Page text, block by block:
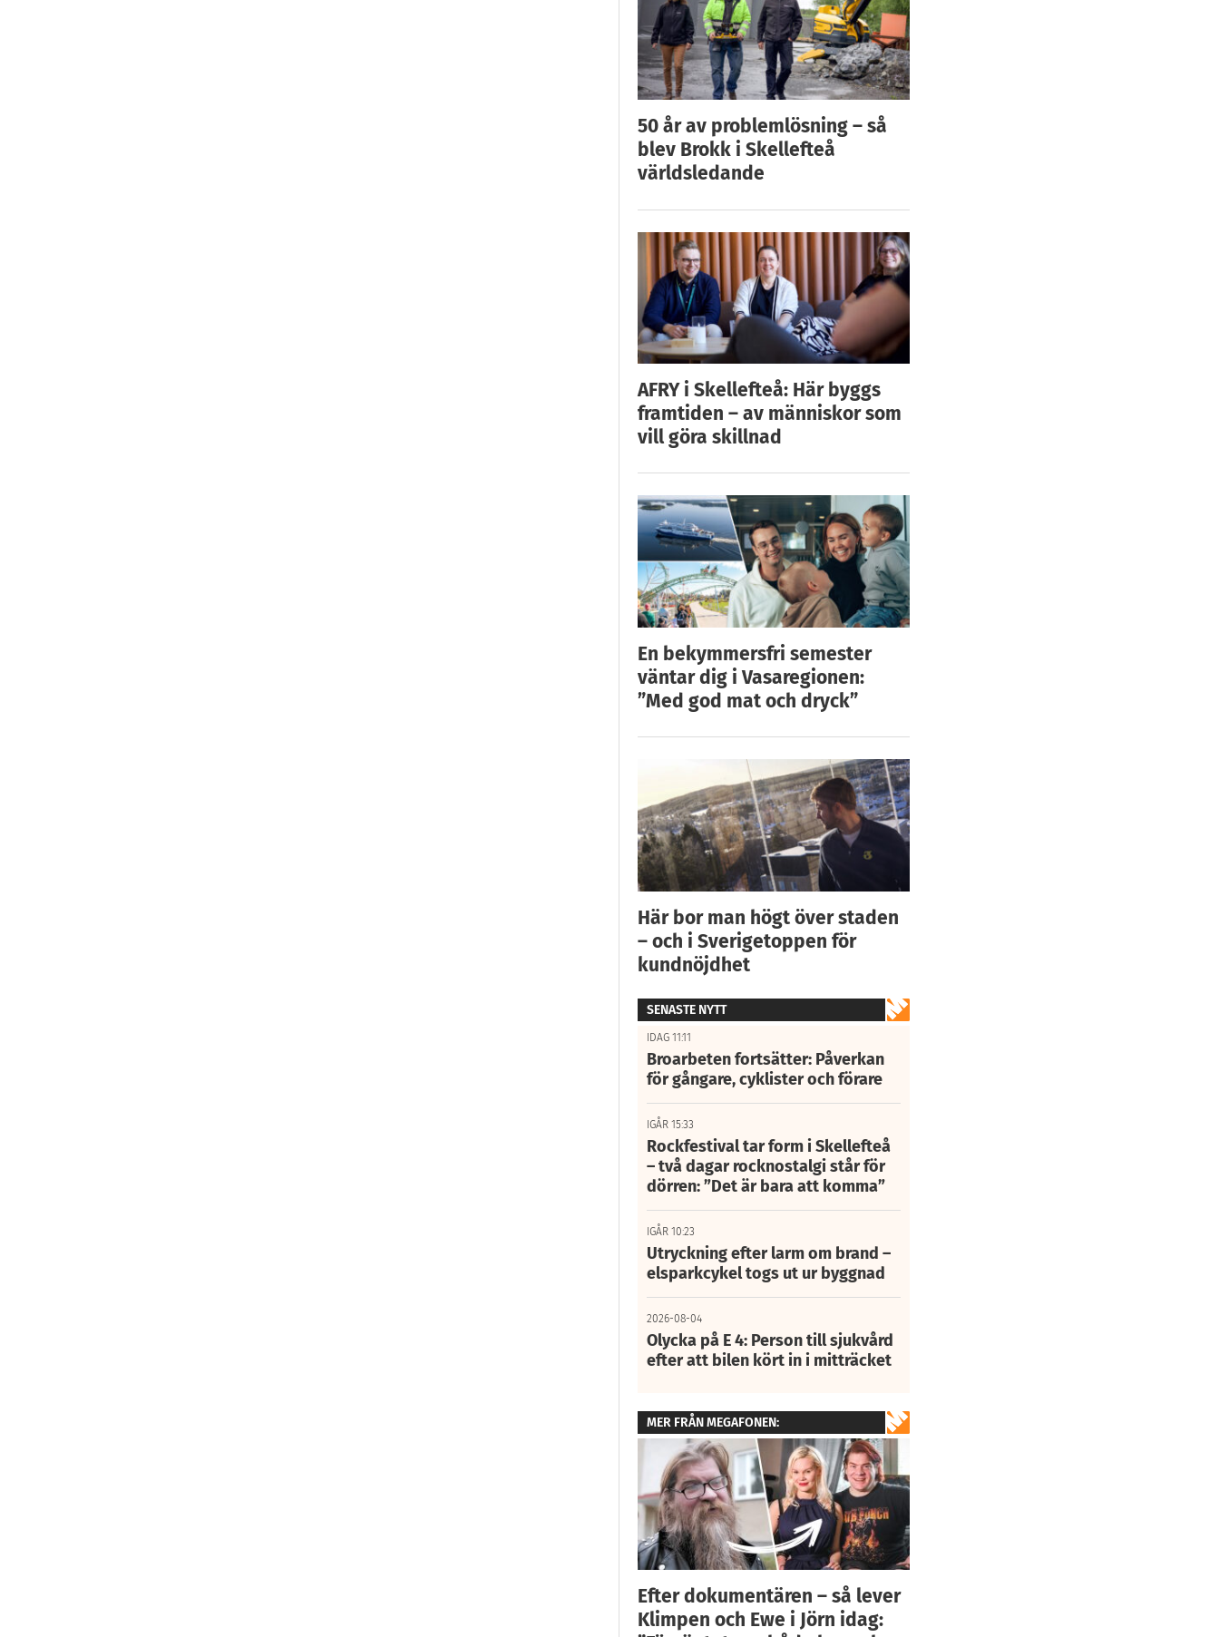
50 år av problemlösning – så
blev Brokk i Skellefteå
världsledande
AFRY i Skellefteå: Här byggs
framtiden – av människor som
vill göra skillnad
En bekymmersfri semester
väntar dig i Vasaregionen:
”Med god mat och dryck”
Här bor man högt över staden
– och i Sverigetoppen för
kundnöjdhet
SENASTE NYTT
IDAG 11:11
Broarbeten fortsätter: Påverkan
för gångare, cyklister och förare
IGÅR 15:33
Rockfestival tar form i Skellefteå
– två dagar rocknostalgi står för
dörren: ”Det är bara att komma”
IGÅR 10:23
Utryckning efter larm om brand –
elsparkcykel togs ut ur byggnad
2026-08-04
Olycka på E 4: Person till sjukvård
efter att bilen kört in i mitträcket
MER FRÅN MEGAFONEN:
Efter dokumentären – så lever
Klimpen och Ewe i Jörn idag: